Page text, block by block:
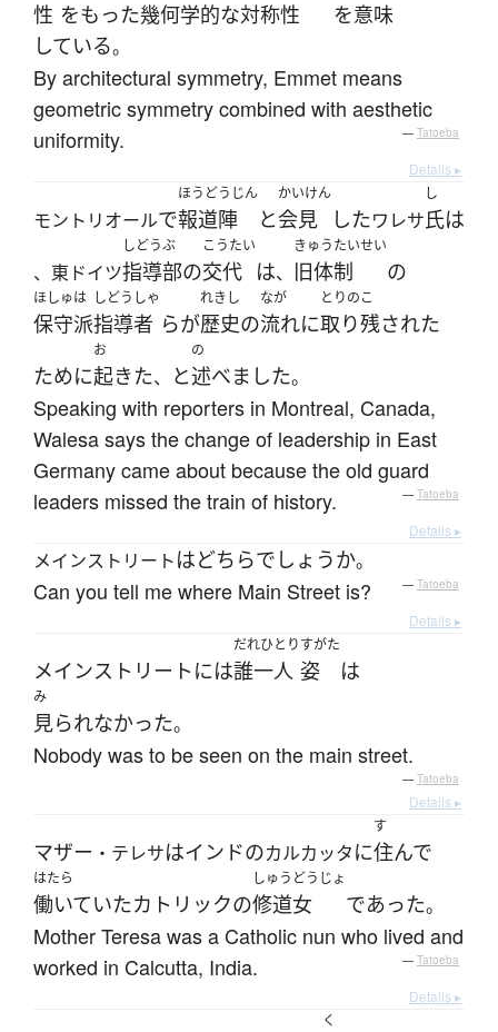
性 をもった幾何学的な対称性 を意味
している。
By architectural symmetry, Emmet means
geometric symmetry combined with aesthetic
uniformity.
— Tatoeba
Details ▸
モントリオールで
ほうどうじん
報道陣 と
かいけん
会見 したワレサ
し
氏は
、東ドイツ
しどうぶ
指導部の
こうたい
交代 は、
きゅうたいせい
旧体制 の
ほしゅは
保守派
しどうしゃ
指導者 らが
れきし
歴史の
なが
流れに
とりのこ
取り残された
ために
お
起きた、 と
の
述べました。
Speaking with reporters in Montreal, Canada,
Walesa says the change of leadership in East
Germany came about because the old guard
leaders missed the train of history.
— Tatoeba
Details ▸
メインストリートはどちらでしょうか。
Can you tell me where Main Street is? — Tatoeba
Details ▸
メインストリート には
だれひとり
誰一人
すがた
姿 は
み
見られなかった。
Nobody was to be seen on the main street.
— Tatoeba
Details ▸
マザー ・テレサはインドのカルカッタに
す
住んで
はたら
働いていたカトリックの
しゅうどうじょ
修道女 であった。
Mother Teresa was a Catholic nun who lived and
worked in Calcutta, India.
— Tatoeba
Details ▸
く